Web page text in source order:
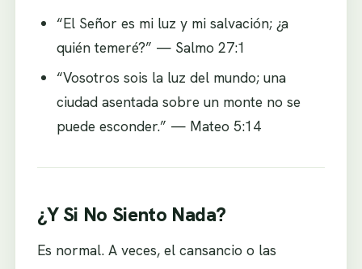
“El Señor es mi luz y mi salvación; ¿a
quién temeré?” — Salmo 27:1
“Vosotros sois la luz del mundo; una
ciudad asentada sobre un monte no se
puede esconder.” — Mateo 5:14
¿Y Si No Siento Nada?
Es normal. A veces, el cansancio o las